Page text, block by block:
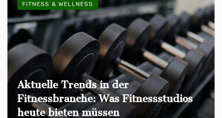
Aktuelle Trends in der
Fitnessbranche: Was Fitnessstudios
heute bieten müssen
FITNESS & WELLNESS